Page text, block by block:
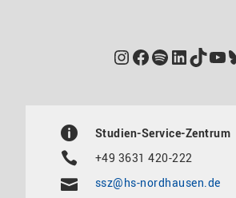
Instagram
Facebook
Spotify
Studien-Service-Zentrum
+49 3631 420-222
ssz@hs-nordhausen.de